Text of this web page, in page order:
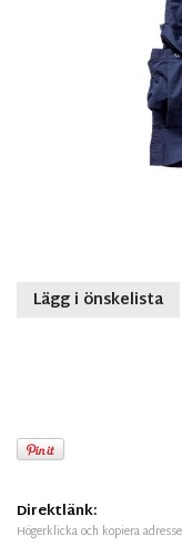
Lägg i önskelista
Direktlänk:
Högerklicka och kopiera